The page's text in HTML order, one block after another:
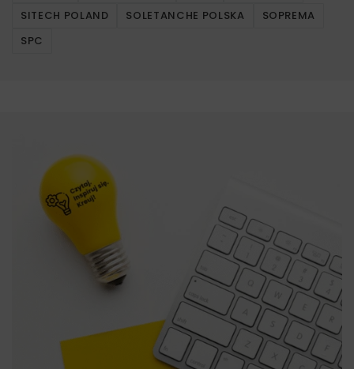
SITECH POLAND
SOLETANCHE POLSKA
SOPREMA
SPC